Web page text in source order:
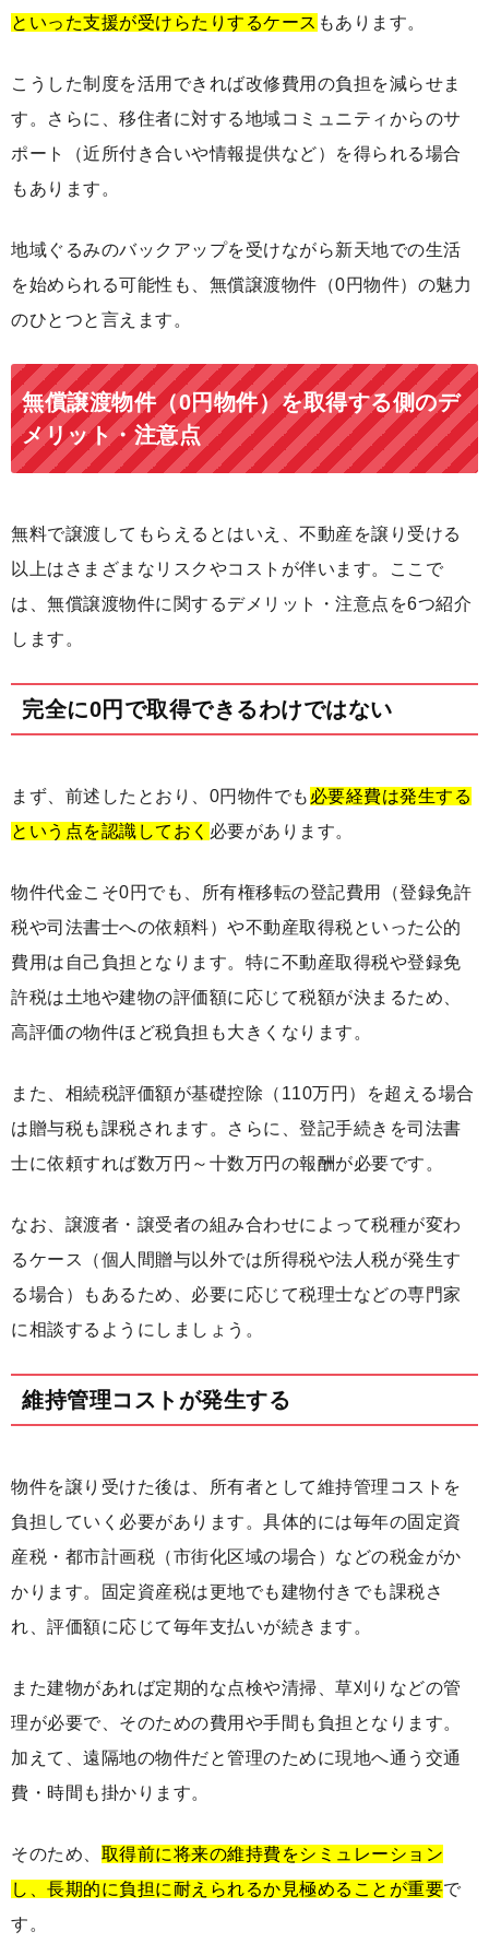
といった支援が受けらたりするケース もあります。
こうした制度を活用できれば改修費用の負担を減らせま
す。さらに、移住者に対する地域コミュニティからのサ
ポート（近所付き合いや情報提供など）を得られる場合
もあります。
地域ぐるみのバックアップを受けながら新天地での生活
を始められる可能性も、無償譲渡物件（0円物件）の魅力
のひとつと言えます。
無償譲渡物件（0円物件）を取得する側のデ
メリット・注意点
無料で譲渡してもらえるとはいえ、不動産を譲り受ける
以上はさまざまなリスクやコストが伴います。ここで
は、無償譲渡物件に関するデメリット・注意点を6つ紹介
します。
完全に0円で取得できるわけではない
まず、前述したとおり、0円物件でも 必要経費は発生する
という点を認識しておく 必要があります。
物件代金こそ0円でも、所有権移転の登記費用（登録免許
税や司法書士への依頼料）や不動産取得税といった公的
費用は自己負担となります。特に不動産取得税や登録免
許税は土地や建物の評価額に応じて税額が決まるため、
高評価の物件ほど税負担も大きくなります。
また、相続税評価額が基礎控除（110万円）を超える場合
は贈与税も課税されます。さらに、登記手続きを司法書
士に依頼すれば数万円～十数万円の報酬が必要です。
なお、譲渡者・譲受者の組み合わせによって税種が変わ
るケース（個人間贈与以外では所得税や法人税が発生す
る場合）もあるため、必要に応じて税理士などの専門家
に相談するようにしましょう。
維持管理コストが発生する
物件を譲り受けた後は、所有者として維持管理コストを
負担していく必要があります。具体的には毎年の固定資
産税・都市計画税（市街化区域の場合）などの税金がか
かります。固定資産税は更地でも建物付きでも課税さ
れ、評価額に応じて毎年支払いが続きます。
また建物があれば定期的な点検や清掃、草刈りなどの管
理が必要で、そのための費用や手間も負担となります。
加えて、遠隔地の物件だと管理のために現地へ通う交通
費・時間も掛かります。
そのため、 取得前に将来の維持費をシミュレーション
し、長期的に負担に耐えられるか見極めることが重要で
す。